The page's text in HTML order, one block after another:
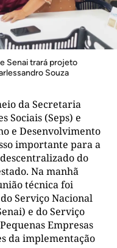
Senai trará projeto
Souza
da Secretaria
Sociais (Seps) e
e Desenvolvimento
importante para a
do
Na manhã
técnica foi
Serviço Nacional
e do Serviço
Empresas
da implementação